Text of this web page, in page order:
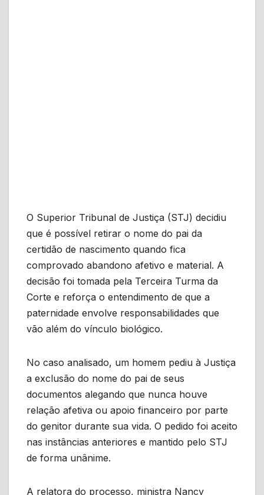
O Superior Tribunal de Justiça (STJ) decidiu
que é possível retirar o nome do pai da
certidão de nascimento quando fica
comprovado abandono afetivo e material. A
decisão foi tomada pela Terceira Turma da
Corte e reforça o entendimento de que a
paternidade envolve responsabilidades que
vão além do vínculo biológico.
No caso analisado, um homem pediu à Justiça
a exclusão do nome do pai de seus
documentos alegando que nunca houve
relação afetiva ou apoio financeiro por parte
do genitor durante sua vida. O pedido foi aceito
nas instâncias anteriores e mantido pelo STJ
de forma unânime.
A relatora do processo, ministra Nancy